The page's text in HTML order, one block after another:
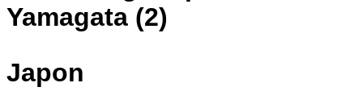
Yamagata (2)
Japon